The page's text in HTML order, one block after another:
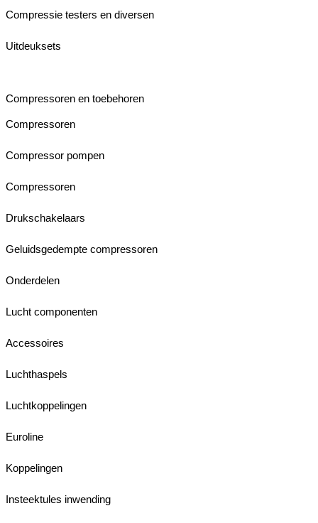
Compressie testers en diversen
Uitdeuksets
Compressoren en toebehoren
Compressoren
Compressor pompen
Compressoren
Drukschakelaars
Geluidsgedempte compressoren
Onderdelen
Lucht componenten
Accessoires
Luchthaspels
Luchtkoppelingen
Euroline
Koppelingen
Insteektules inwending